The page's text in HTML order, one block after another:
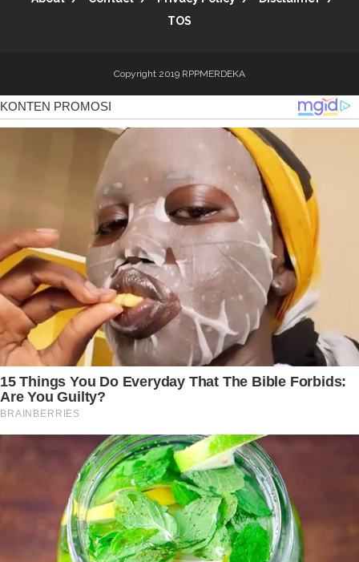
TOS
Copyright 2019 RPPMERDEKA